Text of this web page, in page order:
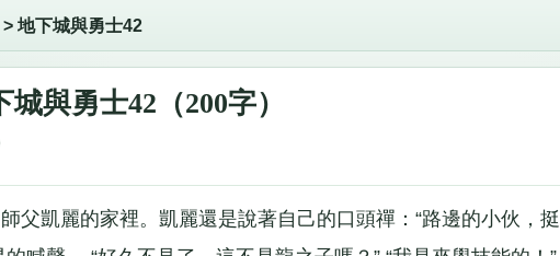
地下城與勇士42
城與勇士42（200字）
父凱麗的家裡。凱麗還是說著自己的口頭禪：“路邊的小伙，挺